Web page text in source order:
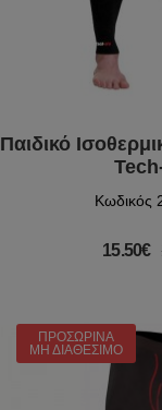
Παιδικό
Κωδικός
15.50€
ΠΡΟΣΩΡΙΝΆ
ΜΗ ΔΙΑΘΈΣΙΜΟ